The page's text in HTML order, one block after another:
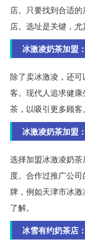
店。只要找到合适
店。选址是关键，尤
冰激凌奶茶加盟
除了卖冰激凌，还
客。现代人追求健
茶，以吸引更多顾客。
冰激凌奶茶加盟
选择加盟冰激凌奶
度。合作过推广公
牌，例如天津市冰
了解。
冰雪有约奶茶店